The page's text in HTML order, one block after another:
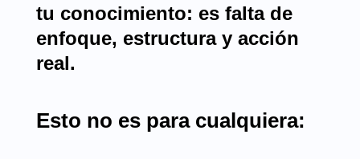
tu conocimiento: es falta de
enfoque, estructura y acción
real.
Esto no es para cualquiera: